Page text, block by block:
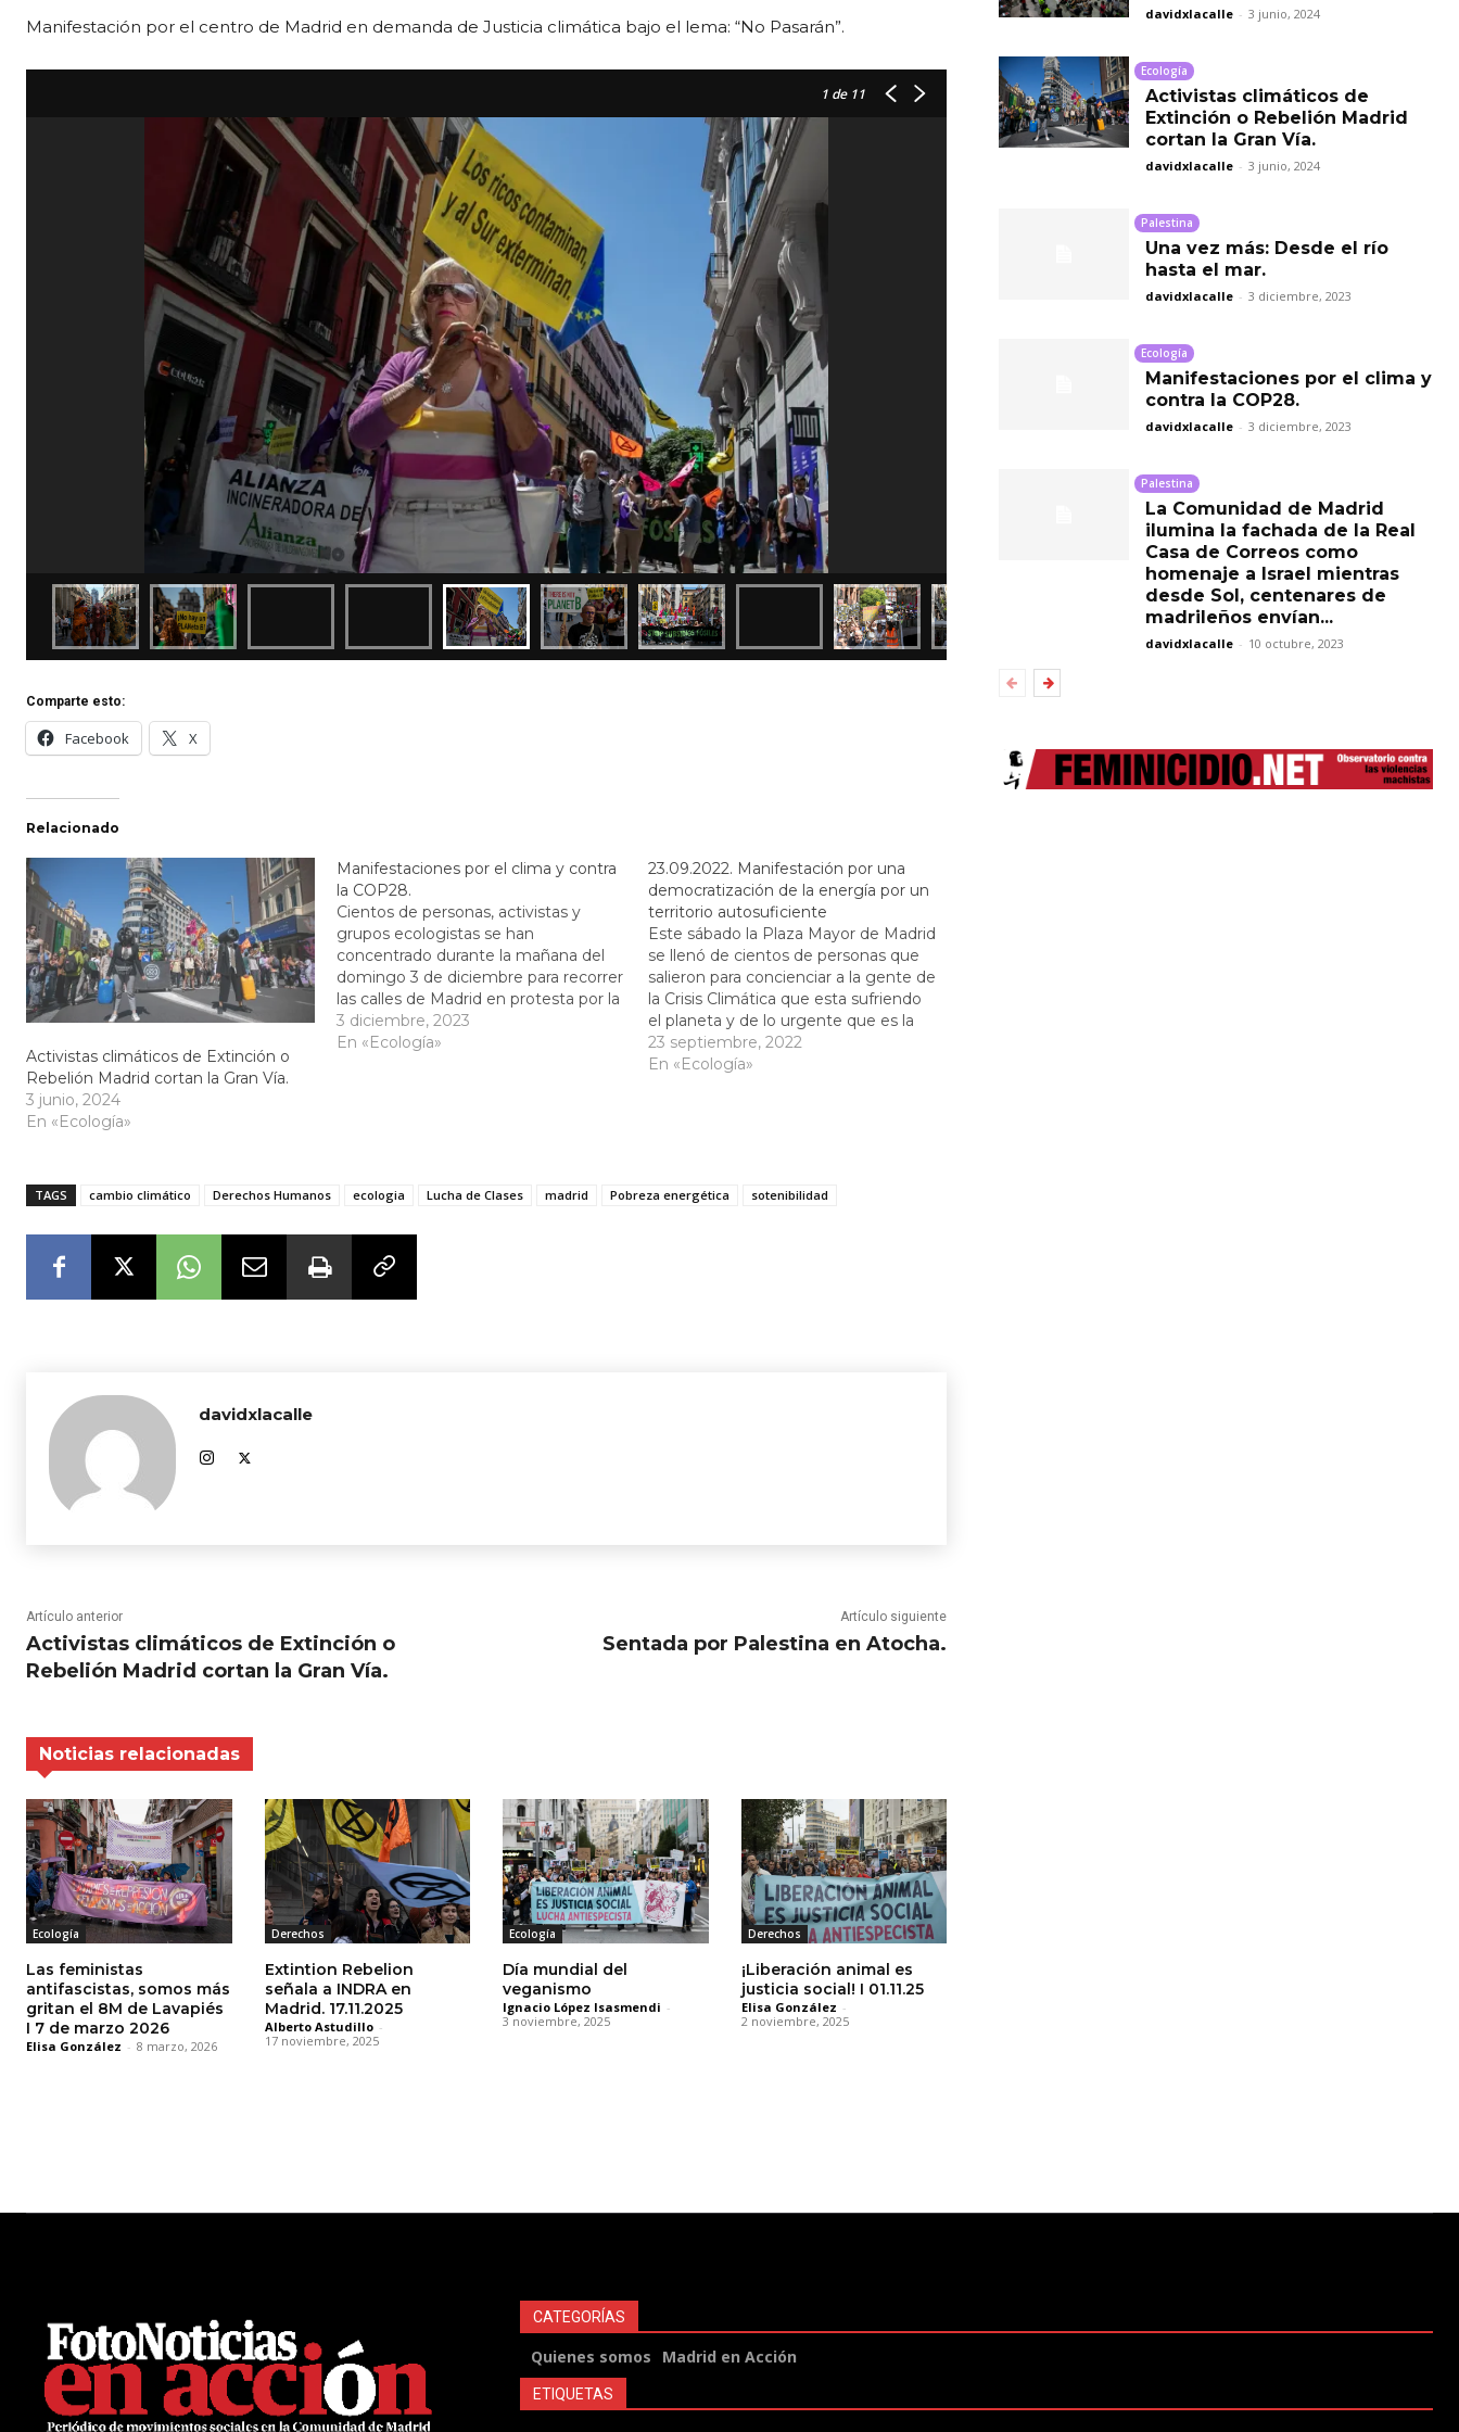
Manifestación por el centro de Madrid en demanda de Justicia climática bajo el lema: “No Pasarán”.
1 de 11
Comparte esto:
Facebook X
Relacionado
Activistas climáticos de Extinción o
Rebelión Madrid cortan la Gran Vía.
3 junio, 2024
En «Ecología»
Manifestaciones por el clima y contra
la COP28.
Cientos de personas, activistas y
grupos ecologistas se han
concentrado durante la mañana del
domingo 3 de diciembre para recorrer
las calles de Madrid en protesta por la
COP28 que se celebra en Dubai,
exigiendo cambios reales ante la crisis
3 diciembre, 2023
En «Ecología»
23.09.2022. Manifestación por una
democratización de la energía por un
territorio autosuficiente
Este sábado la Plaza Mayor de Madrid
se llenó de cientos de personas que
salieron para concienciar a la gente de
la Crisis Climática que esta sufriendo
el planeta y de lo urgente que es la
toma de medidas por parte de los
gobiernos. En un recorrido que llegó
23 septiembre, 2022
En «Ecología»
TAGS cambio climático Derechos Humanos ecologia Lucha de Clases madrid Pobreza energética sotenibilidad
davidxlacalle
Artículo anterior
Activistas climáticos de Extinción o
Rebelión Madrid cortan la Gran Vía.
Artículo siguiente
Sentada por Palestina en Atocha.
Noticias relacionadas
Ecología
Las feministas
antifascistas, somos más
gritan el 8M de Lavapiés
I 7 de marzo 2026
Elisa González - 8 marzo, 2026
Derechos
Extintion Rebelion
señala a INDRA en
Madrid. 17.11.2025
Alberto Astudillo -
17 noviembre, 2025
Ecología
Día mundial del
veganismo
Ignacio López Isasmendi -
3 noviembre, 2025
Derechos
¡Liberación animal es
justicia social! I 01.11.25
Elisa González -
2 noviembre, 2025
davidxlacalle - 3 junio, 2024
Ecología
Activistas climáticos de
Extinción o Rebelión Madrid
cortan la Gran Vía.
davidxlacalle - 3 junio, 2024
Palestina
Una vez más: Desde el río
hasta el mar.
davidxlacalle - 3 diciembre, 2023
Ecología
Manifestaciones por el clima y
contra la COP28.
davidxlacalle - 3 diciembre, 2023
Palestina
La Comunidad de Madrid
ilumina la fachada de la Real
Casa de Correos como
homenaje a Israel mientras
desde Sol, centenares de
madrileños envían...
davidxlacalle - 10 octubre, 2023
CATEGORÍAS
Quienes somos Madrid en Acción
ETIQUETAS